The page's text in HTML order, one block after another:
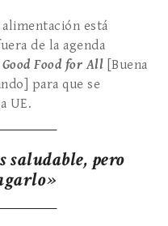
está
de la agenda
Good Food for All [Buena
para que se
UE.
saludable, pero